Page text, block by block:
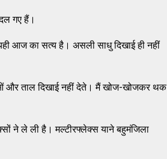
गए हैं।
आज का सत्य है। असली साधु दिखाई ही नहीं
और ताल दिखाई नहीं देते। मैं खोज-खोजकर थक
ने ले ली है। मल्टीरफ्लेक्स याने बहुमंजिला